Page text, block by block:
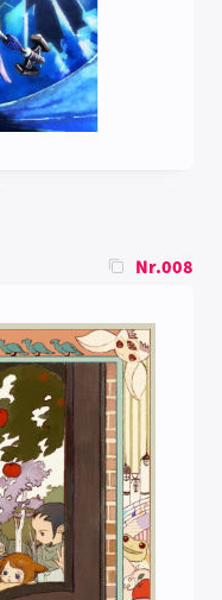
Nr.008